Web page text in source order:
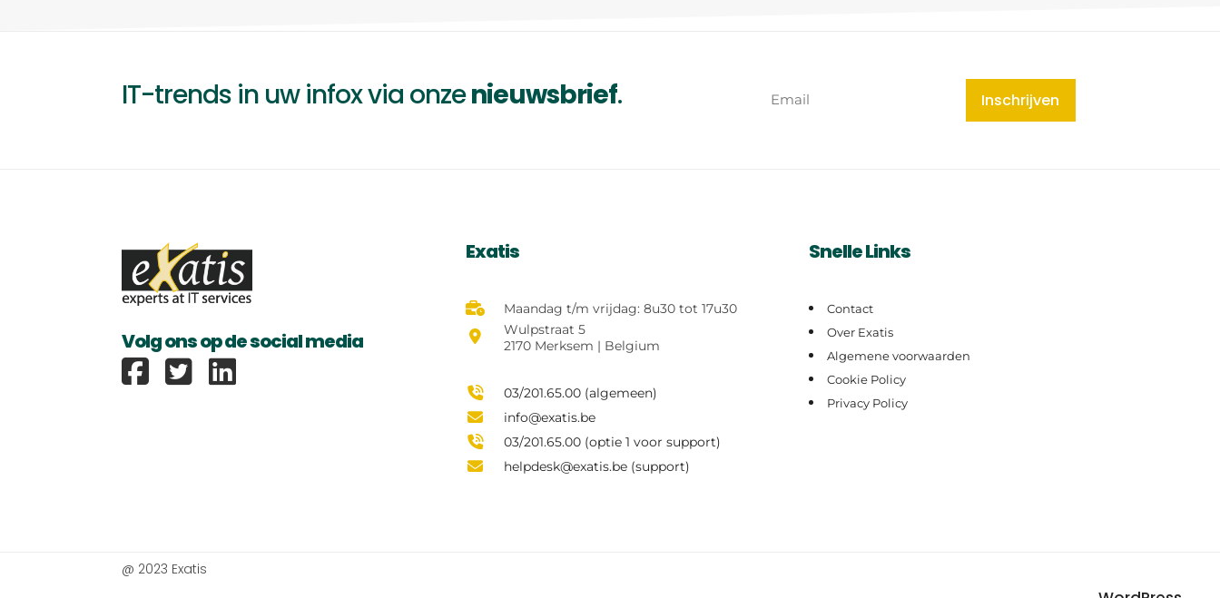
IT-trends in uw infox via onzenieuwsbrief. Inschrijven
Volg ons op de social media
Exatis Facebook
Exatis
Maandag t/m vrijdag: 8u30 tot 17u30
Wulpstraat 5
2170 Merksem | Belgium
03/201.65.00 (algemeen)
info@exatis.be
03/201.65.00 (optie 1 voor support)
helpdesk@exatis.be (support)
Snelle Links
Contact
Over Exatis
Algemene voorwaarden
Cookie Policy
Privacy Policy
@ 2023 Exatis